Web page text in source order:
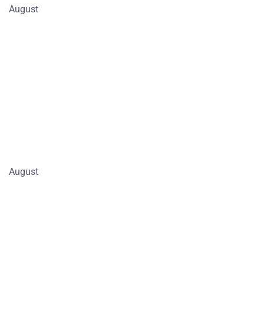
August
August